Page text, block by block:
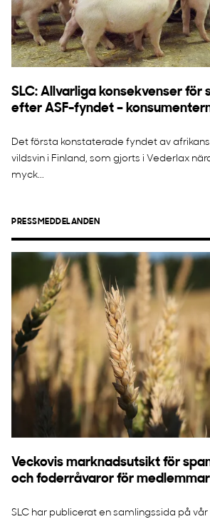
SLC: Allvarliga konsekvenser för
efter ASF-fyndet –
Det första konstaterade fyndet av
vildsvin i Finland, som gjorts i Vederlax
myck...
PRESSMEDDELANDEN
Veckovis marknadsutsikt för
och foderråvaror för medlemmar
SLC har publicerat en samlingssida på